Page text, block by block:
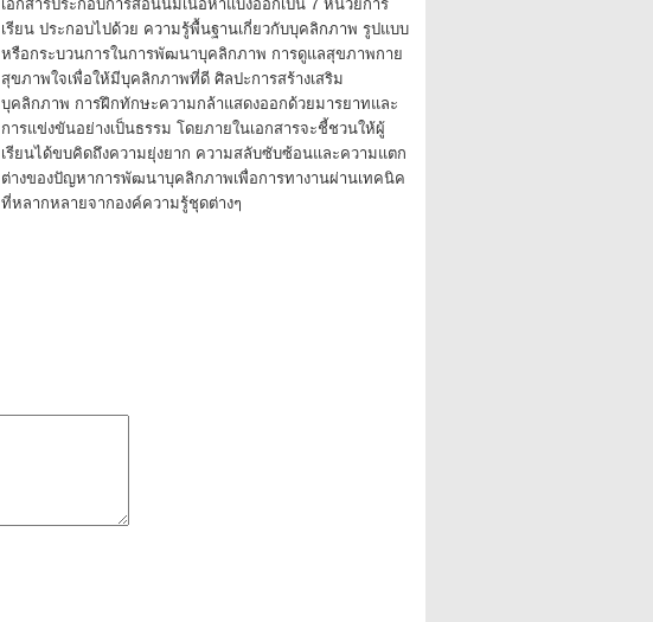
เอกสารประกอบการสอนนี้มีเนื้อหาแบ่งออกเป็น 7 หน่วยการ
เรียน ประกอบไปด้วย ความรู้พื้นฐานเกี่ยวกับบุคลิกภาพ รูปแบบ
หรือกระบวนการในการพัฒนาบุคลิกภาพ การดูแลสุขภาพกาย
สุขภาพใจเพื่อให้มีบุคลิกภาพที่ดี ศิลปะการสร้างเสริม
บุคลิกภาพ การฝึกทักษะความกล้าแสดงออกด้วยมารยาทและ
การแข่งขันอย่างเป็นธรรม โดยภายในเอกสารจะชี้ชวนให้ผู้
เรียนได้ขบคิดถึงความยุ่งยาก ความสลับซับซ้อนและความแตก
ต่างของปัญหาการพัฒนาบุคลิกภาพเพื่อการทางานผ่านเทคนิค
ที่หลากหลายจากองค์ความรู้ชุดต่างๆ